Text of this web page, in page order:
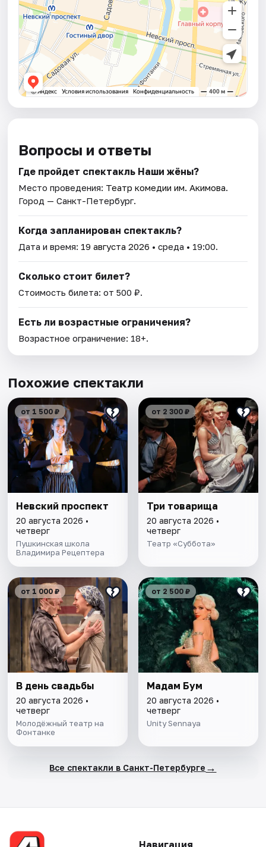
Вопросы и ответы
Где пройдет спектакль Наши жёны?
Место проведения: Театр комедии им. Акимова.
Город — Санкт-Петербург.
Когда запланирован спектакль?
Дата и время: 19 августа 2026 • среда • 19:00.
Сколько стоит билет?
Стоимость билета: от 500 ₽.
Есть ли возрастные ограничения?
Возрастное ограничение: 18+.
Похожие спектакли
от 1 500 ₽
Невский проспект
20 августа 2026 •
четверг
Пушкинская школа
Владимира Рецептера
от 2 300 ₽
Три товарища
20 августа 2026 •
четверг
Театр «Суббота»
от 1 000 ₽
В день свадьбы
20 августа 2026 •
четверг
Молодёжный театр на
Фонтанке
от 2 500 ₽
Мадам Бум
20 августа 2026 •
четверг
Unity Sennaya
Все спектакли в Санкт-Петербурге →